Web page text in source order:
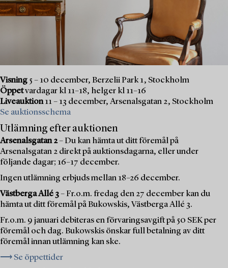
Visning 5 – 10 december, Berzelii Park 1, Stockholm
Öppetvardagar kl 11–18, helger kl 11–16
Liveauktion11 – 13 december, Arsenalsgatan 2, Stockholm
Se auktionsschema
Utlämning efter auktionen
Arsenalsgatan 2– Du kan hämta ut ditt föremål på
Arsenalsgatan 2 direkt på auktionsdagarna, eller under
följande dagar; 16–17 december.
Ingen utlämning erbjuds mellan 18–26 december.
Västberga Allé 3– Fr.o.m. fredag den 27 december kan du
hämta ut ditt föremål på Bukowskis, Västberga Allé 3.
Fr.o.m. 9 januari debiteras en förvaringsavgift på 50 SEK per
föremål och dag. Bukowskis önskar full betalning av ditt
föremål innan utlämning kan ske.
⟶ Se öppettider